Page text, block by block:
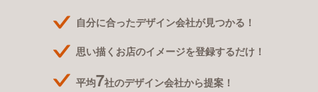
自分に合ったデザイン会社が見つかる！
思い描くお店のイメージを登録するだけ！
平均7社のデザイン会社から提案！